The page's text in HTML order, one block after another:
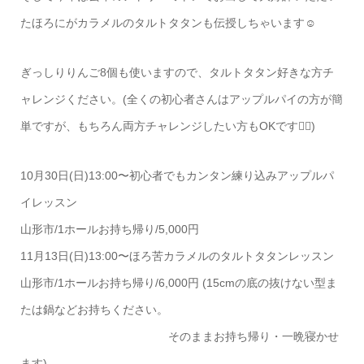
たほろにがカラメルのタルトタタンも伝授しちゃいます☺️
ぎっしりりんご8個も使いますので、タルトタタン好きな方チ
ャレンジください。(全くの初心者さんはアップルパイの方が簡
単ですが、もちろん両方チャレンジしたい方もOKです🙆‍♀️)
10月30日(日)13:00〜初心者でもカンタン練り込みアップルパ
イレッスン
山形市/1ホールお持ち帰り/5,000円
11月13日(日)13:00〜ほろ苦カラメルのタルトタタンレッスン
山形市/1ホールお持ち帰り/6,000円 (15cmの底の抜けない型ま
たは鍋などお持ちください。
そのままお持ち帰り・一晩寝かせ